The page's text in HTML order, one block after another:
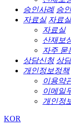
승인사례 승
자료실 자료실
자료실
산재보
자주 묻
상담신청 상
개인정보정책
이용약
이메일
개인정
KOR